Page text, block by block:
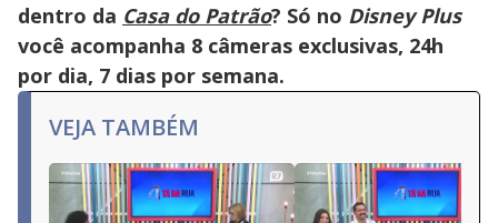
dentro da Casa do Patrão? Só no Disney Plus
você acompanha 8 câmeras exclusivas, 24h
por dia, 7 dias por semana.
VEJA TAMBÉM